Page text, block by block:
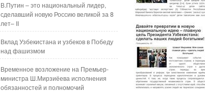
В.Путин – это национальный лидер,
сделавший новую Россию великой за 8
лет– II
Вклад Узбекистана и узбеков в Победу
над фашизмом
Временное возложение на Премьер-
министра Ш.Мирзиёева исполнения
обязанностей и полномочий